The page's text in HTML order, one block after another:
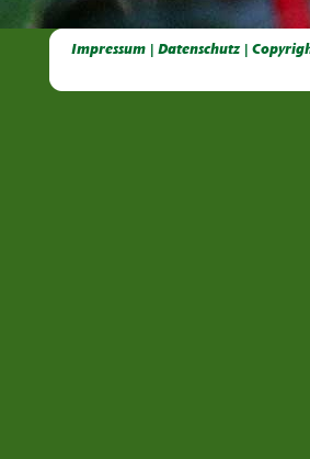
Impressum | Datenschutz |